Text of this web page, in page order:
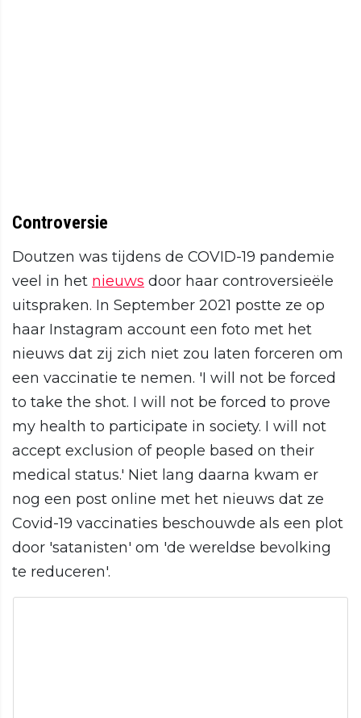
Controversie
Doutzen was tijdens de COVID-19 pandemie
veel in het nieuws door haar controversieële
uitspraken. In September 2021 postte ze op
haar Instagram account een foto met het
nieuws dat zij zich niet zou laten forceren om
een vaccinatie te nemen. 'I will not be forced
to take the shot. I will not be forced to prove
my health to participate in society. I will not
accept exclusion of people based on their
medical status.' Niet lang daarna kwam er
nog een post online met het nieuws dat ze
Covid-19 vaccinaties beschouwde als een plot
door 'satanisten' om 'de wereldse bevolking
te reduceren'.